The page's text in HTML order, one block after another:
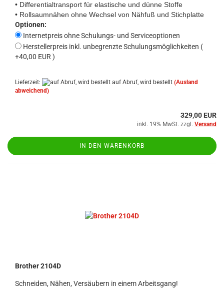
• Differentialtransport für elastische und dünne Stoffe
• Rollsaumnähen ohne Wechsel von Nähfuß und Stichplatte
Optionen:
Internetpreis ohne Schulungs- und Serviceoptionen
Herstellerpreis inkl. unbegrenzte Schulungsmöglichkeiten (
+40,00 EUR )
Lieferzeit: auf Abruf, wird bestellt (Ausland
abweichend)
329,00 EUR
inkl. 19% MwSt. zzgl. Versand
IN DEN WARENKORB
Brother 2104D
Schneiden, Nähen, Versäubern in einem Arbeitsgang!